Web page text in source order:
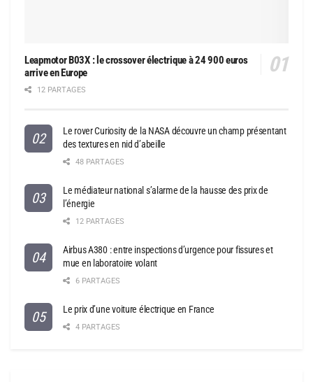
Leapmotor B03X : le crossover électrique à 24 900 euros
arrive en Europe
12 PARTAGES
Le rover Curiosity de la NASA découvre un champ présentant
des textures en nid d’abeille
48 PARTAGES
Le médiateur national s’alarme de la hausse des prix de
l’énergie
12 PARTAGES
Airbus A380 : entre inspections d’urgence pour fissures et
mue en laboratoire volant
6 PARTAGES
Le prix d’une voiture électrique en France
4 PARTAGES